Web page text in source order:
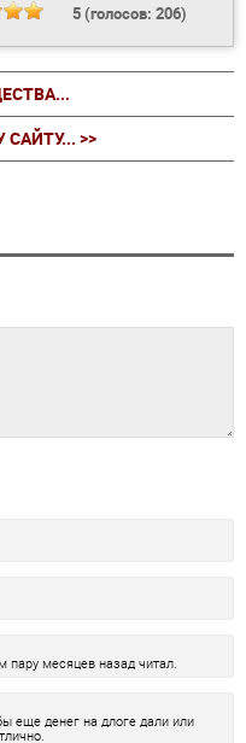
5(голосов: 206)
>>
пару месяцев назад читал.
еще денег на длоге дали или